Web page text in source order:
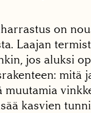
on
Laajan
jos aluksi
mitä
muutamia
kasvien